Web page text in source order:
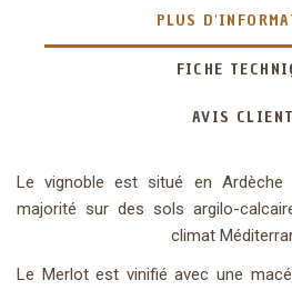
PLUS
FICHE
AVIS
Le vignoble est situé en Ardèche
majorité sur des sols argilo-
climat
Le Merlot est vinifié avec une